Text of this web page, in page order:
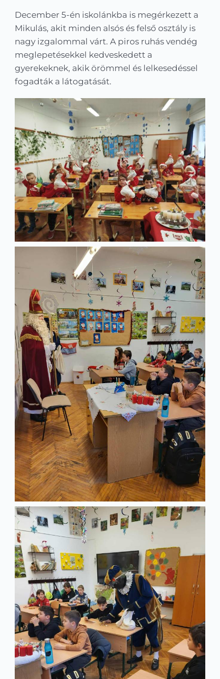
KRÉTA
December 5-én iskolánkba is megérkezett a
Mikulás, akit minden alsós és felső osztály is
nagy izgalommal várt. A piros ruhás vendég
meglepetésekkel kedveskedett a
gyerekeknek, akik örömmel és lelkesedéssel
fogadták a látogatását.